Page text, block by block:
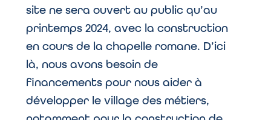
site ne sera ouvert au public qu’au
printemps 2024, avec la construction
en cours de la chapelle romane. D’ici
là, nous avons besoin de
financements pour nous aider à
développer le village des métiers,